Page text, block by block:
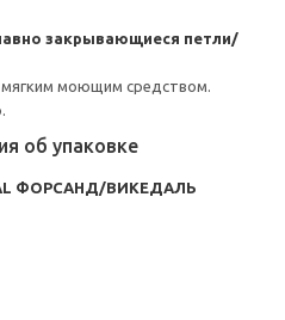
закрывающиеся петли/
моющим средством.
об упаковке
ФОРСАНД/ВИКЕДАЛЬ